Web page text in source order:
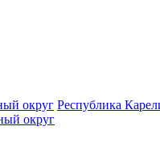
округ Республика
округ